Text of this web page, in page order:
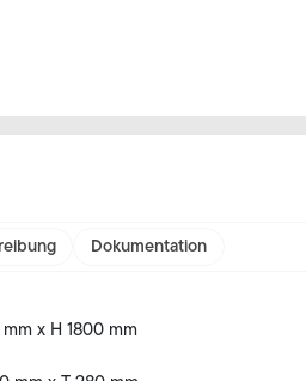
Dokumentation
x H 1800 mm